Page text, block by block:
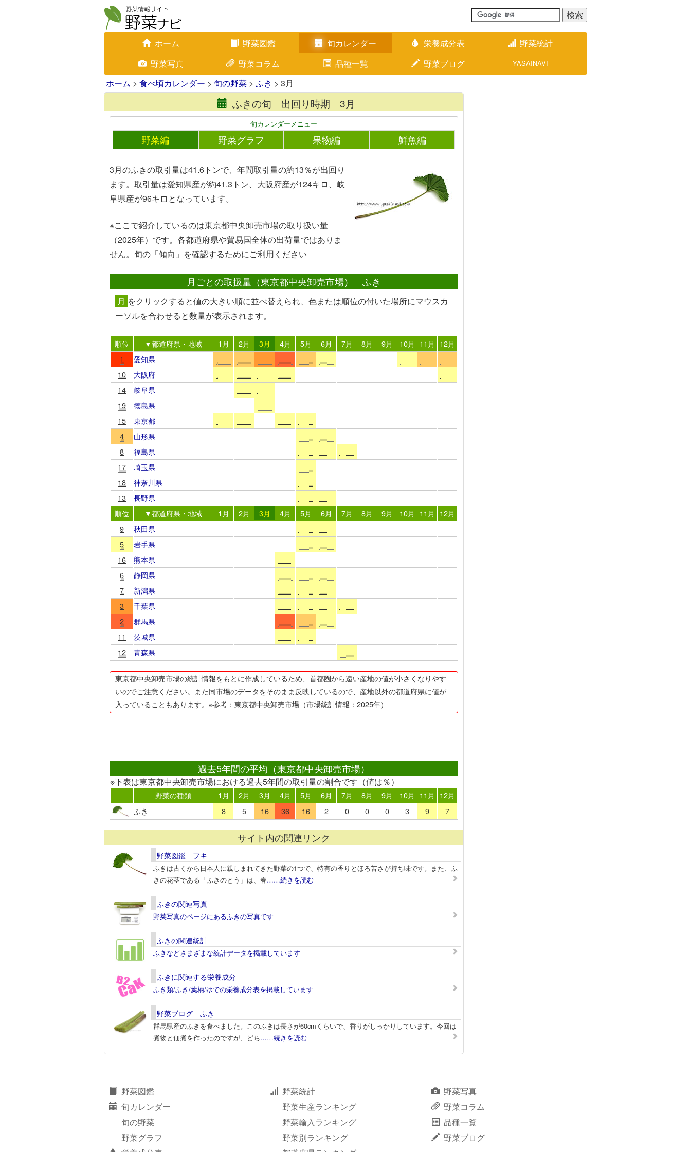
ホーム 野菜図鑑 旬カレンダー 栄養成分表
野菜統計
野菜写真
野菜コラム 品種一覧 野菜ブログ YASAINAVI
ホーム > 食べ頃カレンダー > 旬の野菜 > ふき > 3月
ふきの旬 出回り時期 3月
旬カレンダーメニュー
野菜編 野菜グラフ 果物編 鮮魚編
3月のふきの取引量は41.6トンで、年間取引量の約13％が出回り
ます。取引量は愛知県産が約41.3トン、大阪府産が124キロ、岐
阜県産が96キロとなっています。
※ここで紹介しているのは東京都中央卸売市場の取り扱い量
（2025年）です。各都道府県や貿易国全体の出荷量ではありま
せん。旬の「傾向」を確認するためにご利用ください
月ごとの取扱量（東京都中央卸売市場） ふき
月 をクリックすると値の大きい順に並べ替えられ、色または順位の付いた場所にマウスカ
ーソルを合わせると数量が表示されます。
順位 ▼都道府県・地域 1月 2月 3月 4月 5月 6月 7月 8月 9月 10月 11月
12月
1
愛知県
10
大阪府
14
岐阜県
19
徳島県
15
東京都
4
山形県
8
福島県
17
埼玉県
18
神奈川県
13
長野県
順位
▼都道府県・地域 1月 2月 3月 4月 5月 6月 7月 8月 9月 10月 11月
12月
9
秋田県
5
岩手県
16
熊本県
6
静岡県
7
新潟県
3
千葉県
2
群馬県
11
茨城県
12
青森県
東京都中央卸売市場の統計情報をもとに作成しているため、首都圏から遠い産地の値が小さくなりやす
いのでご注意ください。また同市場のデータをそのまま反映しているので、産地以外の都道府県に値が
入っていることもあります。※参考：東京都中央卸売市場（市場統計情報：2025年）
過去5年間の平均（東京都中央卸売市場）
※下表は東京都中央卸売市場における過去5年間の取引量の割合です（値は％）
野菜の種類 1月 2月 3月 4月 5月 6月 7月 8月 9月 10月 11月
12月
ふき
8 5 16 36 16 2 0 0 0 3 9 7
サイト内の関連リンク
野菜図鑑 フキ
ふきは古くから日本人に親しまれてきた野菜の1つで、特有の香りとほろ苦さが持ち味です。また、ふ
きの花茎である「ふきのとう」は、春……続きを読む
ふきの関連写真
野菜写真のページにあるふきの写真です
ふきの関連統計
ふきなどさまざまな統計データを掲載しています
ふきに関連する栄養成分
ふき類/ふき/葉柄/ゆでの栄養成分表を掲載しています
野菜ブログ ふき
群馬県産のふきを食べました。このふきは長さが60cmくらいで、香りがしっかりしています。今回は
煮物と佃煮を作ったのですが、どち……続きを読む
野菜図鑑
旬カレンダー
旬の野菜
野菜グラフ
野菜統計
野菜生産ランキング
野菜輸入ランキング
野菜別ランキング
野菜写真
野菜コラム
品種一覧
野菜ブログ